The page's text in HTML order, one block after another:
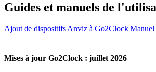
Guides et manuels de
Ajout de dispositifs Anviz à Go2Clock Manuel
Mises à jour Go2Clock : juillet 2026